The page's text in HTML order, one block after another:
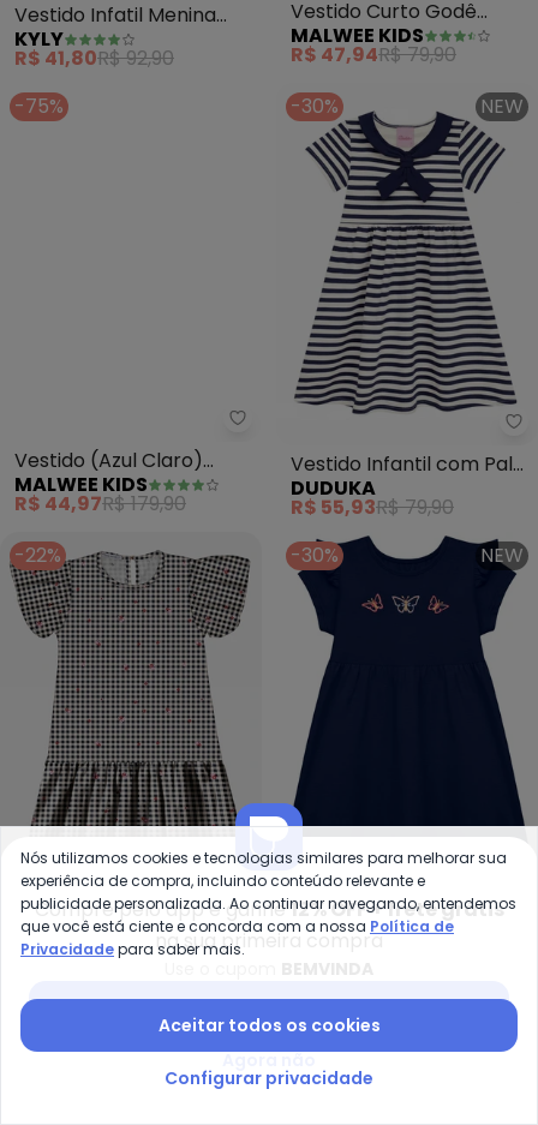
Vestido Infatil Menina
Flores (Azul Marinho)
KYLY
R$ 41,80R$ 92,90
Vestido Curto Godê
Floral (Azul Marinho)
MALWEE KIDS
R$ 47,94R$ 79,90
-75%
Malwee Kids - Vestido (Azul
Vestido (Azul Claro)
Listrado Godê em
Anarruga
MALWEE KIDS
R$ 44,97R$ 179,90
-30% NEW
Vestido Infantil com Pala
Estampa Listras (Azul )
DUDUKA
R$ 55,93R$ 79,90
-22%
Trick Nick - Vestido Popeline
Vestido Popeline
Estampado (Azul)
TRICK NICK
A partir deR$ 84,99R$ 109,99
-30% NEW
Vestido Borboletas e
Babado nas Mangas (Azul
DUDUKA
NEW
Compre pelo app e ganhe12% OFF + frete grátis
na sua primeira compra
Nós utilizamos cookies e tecnologias similares para melhorar sua
experiência de compra, incluindo conteúdo relevante e
publicidade personalizada. Ao continuar navegando, entendemos
que você está ciente e concorda com a nossa Política de
Privacidadepara saber mais.
Aceitar todos os cookies
Configurar privacidade